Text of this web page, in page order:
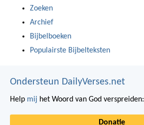
Zoeken
Archief
Bijbelboeken
Populairste Bijbelteksten
Ondersteun DailyVerses.net
Help mij het Woord van God verspreiden:
Donatie